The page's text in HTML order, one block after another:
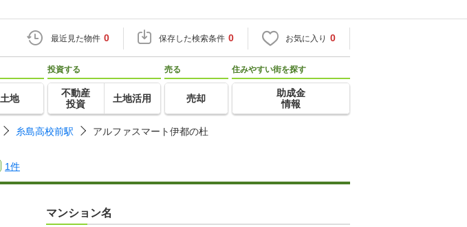
最近見た物件 0 保存した検索条件 0 お気に入り 0
土地
投資する
不動産
投資
土地活用
売る
売却
住みやすい街を探す
助成金
情報
糸島高校前駅 アルファスマート伊都の杜
1件
マンション名